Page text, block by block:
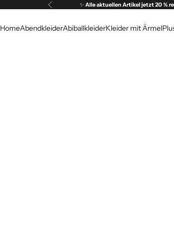
Zurück ✨ Alle aktuellen Artikel jetzt 20 %
HomeAbendkleiderAbiballkleiderKleider mit Ärmel